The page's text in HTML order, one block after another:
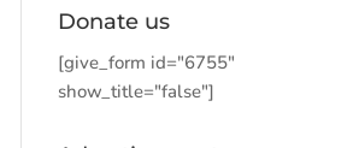
Donate us
[give_form id="6755"
show_title="false"]